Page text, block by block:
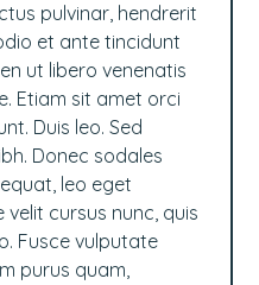
pulvinar, hendrerit
et ante tincidunt
ut libero venenatis
Etiam sit amet orci
Duis leo. Sed
Donec sodales
leo eget
cursus nunc, quis
Fusce vulputate
purus quam,